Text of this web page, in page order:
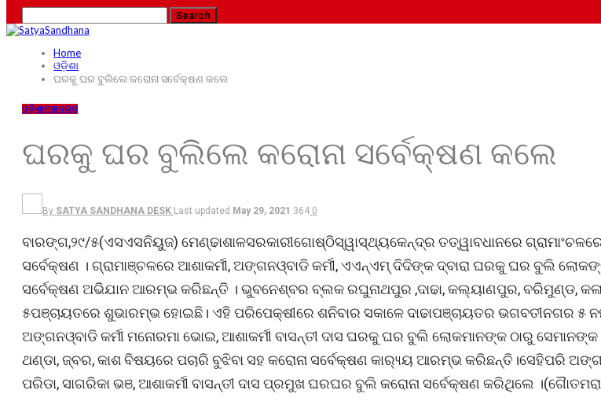
Home
ଓଡ଼ିଶା
ଘରକୁ ଘର ବୁଲିଲେ କରୋନା ସର୍ବେକ୍ଷଣ କଲେ
ଓଡ଼ିଶାମହାନଗର
ଘରକୁ ଘର ବୁଲିଲେ କରୋନା ସର୍ବେକ୍ଷଣ କଲେ
By SATYA SANDHANA DESK Last updated May 29, 2021 364 0
ବାରଙ୍ଗ,୨୯/୫(ଏସଏସନିୟୁଜ) ମେଣ୍ଢାଶାଳସରକାରୀଗୋଷ୍ଠିସ୍ୱାସ୍ଥ୍ୟକେନ୍ଦ୍ର ତତ୍ୱାବଧାନରେ
ସର୍ବେକ୍ଷଣ । ଗ୍ରାମାଞ୍ଚଳରେ ଆଶାକର୍ମୀ, ଅଙ୍ଗନଓ୍ବାଡି କର୍ମୀ, ଏଏନ୍ଏମ୍ ଦିଦିଙ୍କ ଦ୍ବାରା ଘରକୁ ଘର ବୁଲି
ସର୍ବେକ୍ଷଣ ଅଭିଯାନ ଆରମ୍ଭ କରିଛନ୍ତି । ଭୁବନେଶ୍ବର ବ୍ଲକ ରଘୁନାଥପୁର ,ଦାଢା, କଲ୍ୟାଣପୁର, ବରିମୁଣ୍ଡ,
୫ପଞ୍ଚାୟତରେ ଶୁଭାରମ୍ଭ ହୋଇଛି। ଏହି ପରିପେକ୍ଷୀରେ ଶନିବାର ସକାଳେ ଦାଢାପଞ୍ଚାୟତର ଭଗବତୀନଗର ୫
ଅଙ୍ଗନଓ୍ବାଡି କର୍ମୀ ମନୋରମା ଭୋଇ, ଆଶାକର୍ମୀ ବାସନ୍ତୀ ଦାସ ଘରକୁ ଘର ବୁଲି ଲୋକମାନଙ୍କ ଠାରୁ
ଥଣ୍ଡା, ଜ୍ବର, କାଶ ବିଷୟରେ ପଚାରି ବୁଝିବା ସହ କରୋନା ସର୍ବେକ୍ଷଣ କାର‌୍ୟ୍ୟ ଆରମ୍ଭ କରିଛନ୍ତି।ସେହିପରି
ପରିଡା, ସାଗରିକା ଭଞ, ଆଶାକର୍ମୀ ବାସନ୍ତୀ ଦାସ ପ୍ରମୁଖ ଘରଘର ବୁଲି କରୋନା ସର୍ବେକ୍ଷଣ କରିଥିଲେ